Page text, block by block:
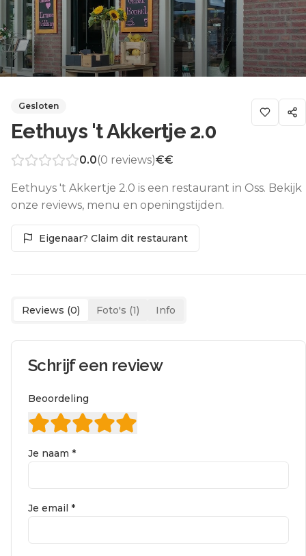
Gesloten
Eethuys 't Akkertje 2.0
0.0(0 reviews)€€
Eethuys 't Akkertje 2.0 is een restaurant in Oss. Bekijk
onze reviews, menu en openingstijden.
Eigenaar? Claim dit restaurant
Reviews (0) Foto's (1) Info
Schrijf een review
Beoordeling
Je naam *
Je email *